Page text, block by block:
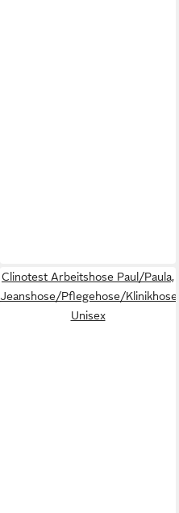
Clinotest Arbeitshose Paul/Paula,
Jeanshose/Pflegehose/
Unisex